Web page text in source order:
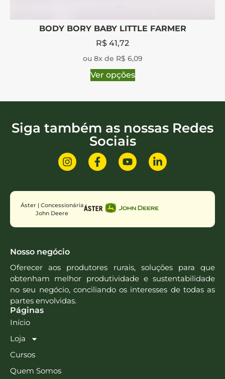
BODY BORY BABY LITTLE FARMER
R$ 41,72
ou 8x de R$ 6,09
Ver opções
Siga também as nossas Redes
Sociais
Áster | Concessionária
John Deere
Nosso negócio
Oferecer aos produtores rurais, soluções para que
obtenham melhor produtividade e sustentabilidade
no seu negócio, conciliando os interesses de todas as
partes envolvidas.
Páginas
Início
Loja
Cursos
Quem Somos